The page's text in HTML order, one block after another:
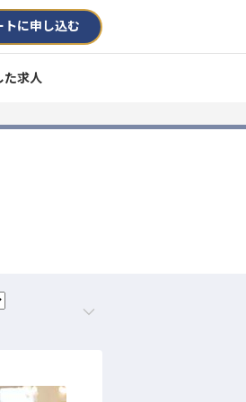
トに申し込む
た求人